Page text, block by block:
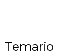
Temario